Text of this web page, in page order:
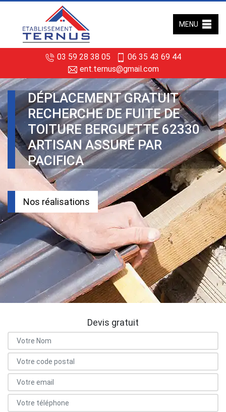
03 59 28 38 05
06 35 43 69 44
ent.ternus@gmail.com
MENU
DÉPLACEMENT GRATUIT
RECHERCHE DE FUITE DE
TOITURE BERGUETTE 62330
ARTISAN ASSURÉ PAR
PACIFICA
Nos réalisations
Devis gratuit